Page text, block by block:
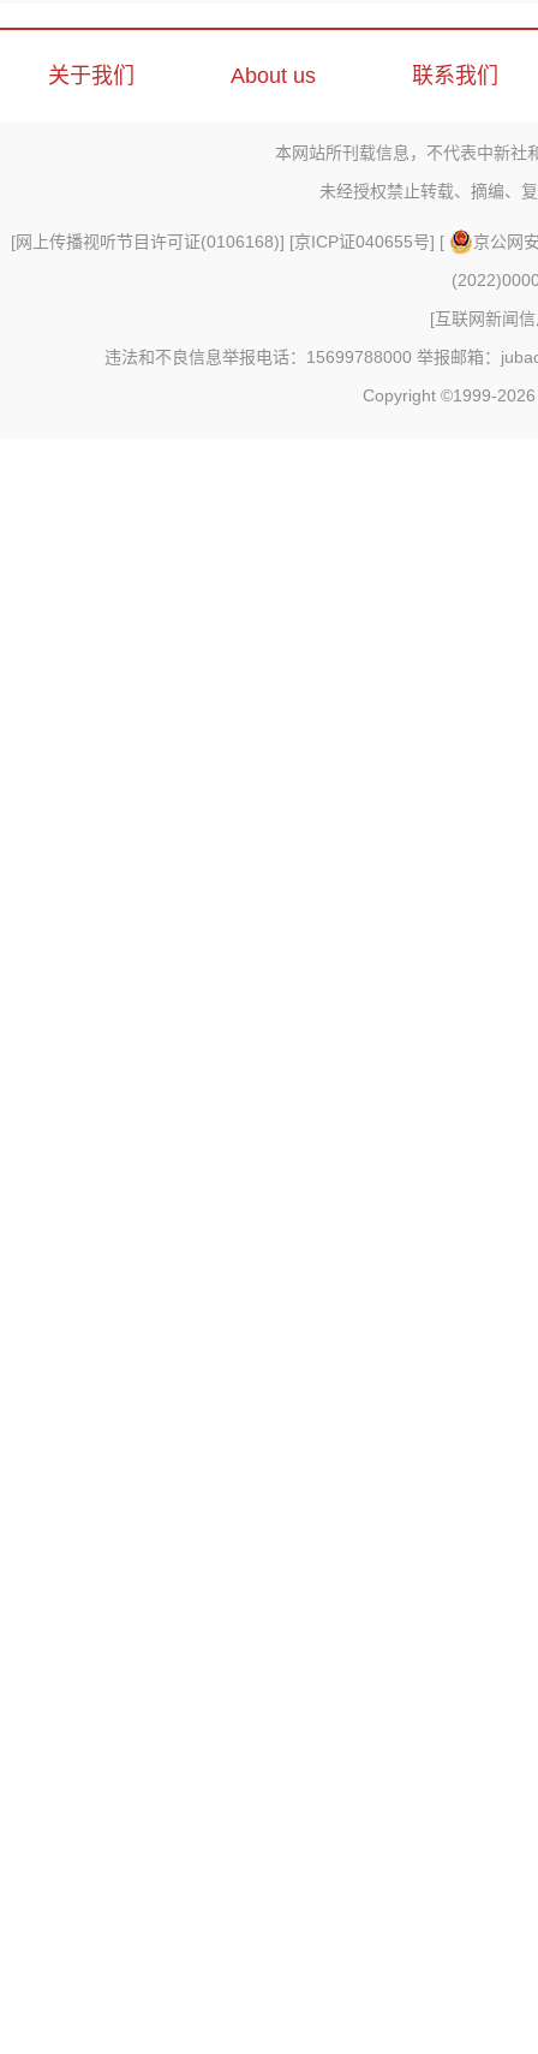
关于我们 About us 联系我们
本网站所刊载信息，不代表中新社
未经授权禁止转载、摘编、
[网上传播视听节目许可证(0106168)] [京ICP证040655号] [
京公网
[互联网新闻
违法和不良信息举报电话：15699788000 举报邮箱：
Copyright ©1999-